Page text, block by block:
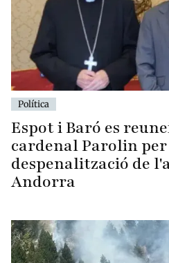
Política
Espot i Baró es
cardenal Parolin
despenalització de
Andorra